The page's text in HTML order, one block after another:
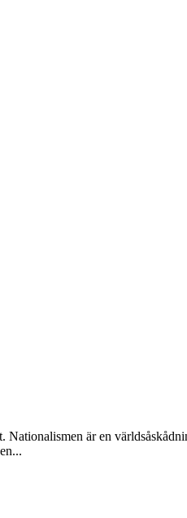
är en